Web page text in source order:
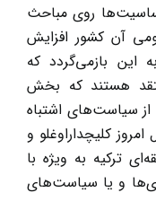
روی مباحث
آن کشور افزایش
این بازمی‌گردد که
هستند که بخش
سیاست‌های اشتباه
کلیچداراوغلو و
ترکیه به ویژه با
و یا سیاست‌های